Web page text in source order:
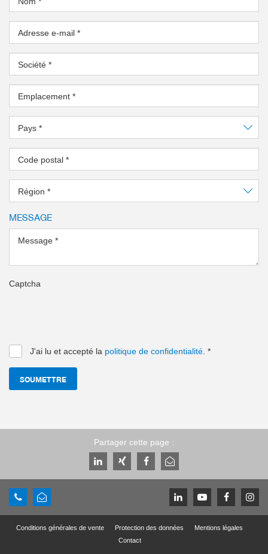
Adresse e-mail *
Société *
Emplacement *
Pays *
Code postal *
Région *
MESSAGE
Message *
Captcha
J'ai lu et accepté la politique de confidentialité *
SOUMETTRE
Partager cette page :
Conditions générales de vente Protection des données
Mentions légales
Contact